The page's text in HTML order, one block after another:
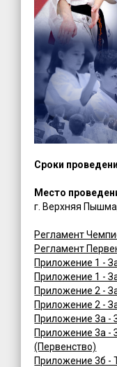
Сроки
Место
г. Верхняя
Регламент
Регламент
Приложение 1 -
Приложение 1 -
Приложение 2 -
Приложение 2 -
Приложение 3а -
Приложение 3а -
(Первенство)
Приложение 3б -